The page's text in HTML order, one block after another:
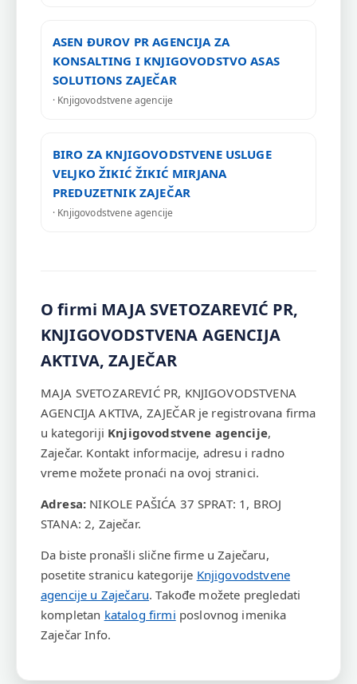
ASEN ĐUROV PR AGENCIJA ZA
KONSALTING I KNJIGOVODSTVO ASAS
SOLUTIONS ZAJEČAR
· Knjigovodstvene agencije
BIRO ZA KNJIGOVODSTVENE USLUGE
VELJKO ŽIKIĆ ŽIKIĆ MIRJANA
PREDUZETNIK ZAJEČAR
· Knjigovodstvene agencije
O firmi MAJA SVETOZAREVIĆ PR,
KNJIGOVODSTVENA AGENCIJA
AKTIVA, ZAJEČAR
MAJA SVETOZAREVIĆ PR, KNJIGOVODSTVENA
AGENCIJA AKTIVA, ZAJEČAR je registrovana firma
u kategoriji Knjigovodstvene agencije,
Zaječar. Kontakt informacije, adresu i radno
vreme možete pronaći na ovoj stranici.
Adresa: NIKOLE PAŠIĆA 37 SPRAT: 1, BROJ
STANA: 2, Zaječar.
Da biste pronašli slične firme u Zaječaru,
posetite stranicu kategorije Knjigovodstvene
agencije u Zaječaru. Takođe možete pregledati
kompletan katalog firmi poslovnog imenika
Zaječar Info.